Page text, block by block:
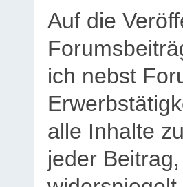
Auf die
ich nebst
alle Inhalte
jeder